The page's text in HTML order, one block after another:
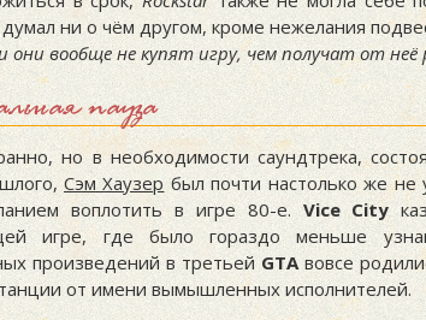
ни о чём другом, кроме нежелания
они вообще не купят игру, чем получат от неё
пауза
но в необходимости саундтрека,
Сэм Хаузер был почти настолько же не
воплотить в игре 80-е. Vice City
игре, где было гораздо меньше
произведений в третьей GTAвовсе
от имени вымышленных исполнителей.